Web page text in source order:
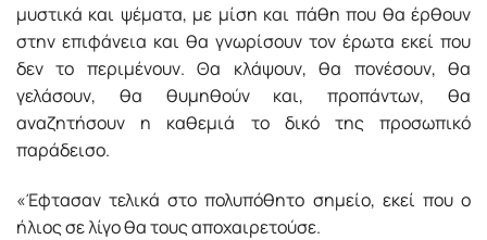
μυστικά και ψέματα, με μίση και πάθη που θα έρθουν
στην επιφάνεια και θα γνωρίσουν τον έρωτα εκεί που
δεν το περιμένουν. Θα κλάψουν, θα πονέσουν, θα
γελάσουν, θα θυμηθούν και, προπάντων, θα
αναζητήσουν η καθεμιά το δικό της προσωπικό
παράδεισο.
«Έφτασαν τελικά στο πολυπόθητο σημείο, εκεί που ο
ήλιος σε λίγο θα τους αποχαιρετούσε.